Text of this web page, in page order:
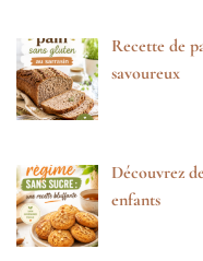
Recette de
savoureux
Découvrez
enfants